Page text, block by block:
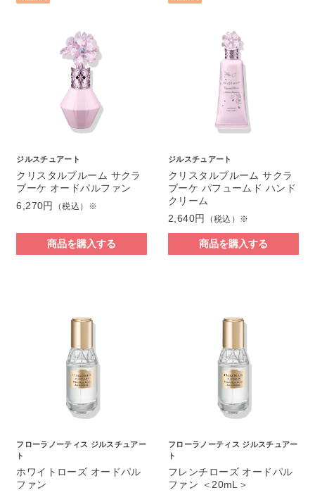
ジルスチュアート
クリスタルブルーム サクラ
ブーケ オードパルファン
6,270円
（税込）※
商品を購入する
ジルスチュアート
クリスタルブルーム サクラ
ブーケ パフュームド ハンド
クリーム
2,640円
（税込）※
商品を購入する
フローラノーティス ジルスチュアー
ト
ホワイトローズ オードパル
ファン
フローラノーティス ジルスチュアー
ト
フレンチローズ オードパル
ファン ＜20mL＞